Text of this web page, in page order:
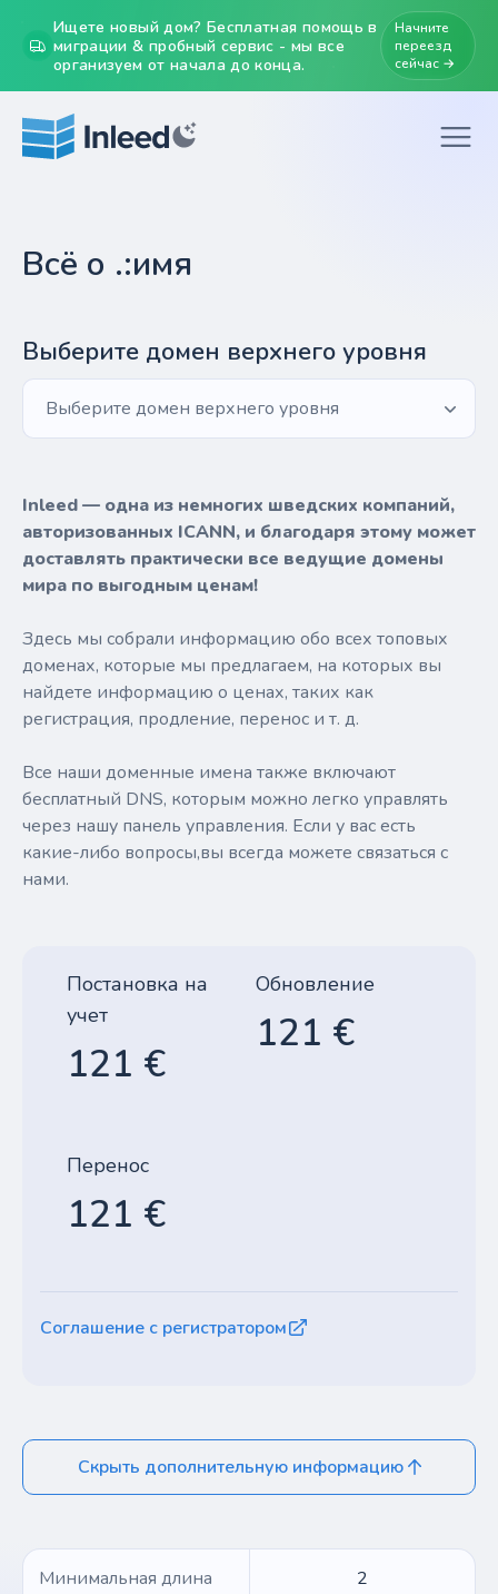
Ищете новый дом? Бесплатная помощь в
миграции & пробный сервис - мы все
организуем от начала до конца.
Начните
переезд
сейчас →
Всё о .:имя
Выберите домен верхнего уровня
Выберите домен верхнего уровня
Inleed — одна из немногих шведских компаний,
авторизованных ICANN, и благодаря этому может
доставлять практически все ведущие домены
мира по выгодным ценам!
Здесь мы собрали информацию обо всех топовых
доменах, которые мы предлагаем, на которых вы
найдете информацию о ценах, таких как
регистрация, продление, перенос и т. д.
Все наши доменные имена также включают
бесплатный DNS, которым можно легко управлять
через нашу панель управления. Если у вас есть
какие-либо вопросы,вы всегда можете связаться с
нами.
Постановка на
учет
121 €
Обновление
121 €
Перенос
121 €
Соглашение с регистратором
Скрыть дополнительную информацию
Минимальная длина
2